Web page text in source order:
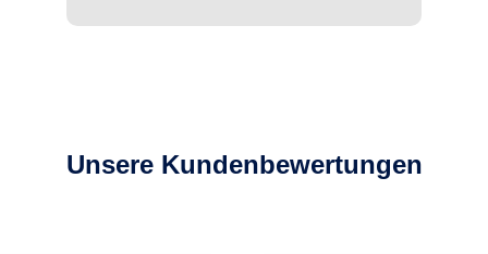
Unsere Kundenbewertungen